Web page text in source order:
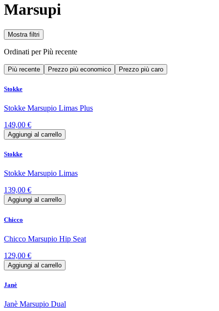
Marsupi
Mostra filtri
Ordinati perPiù recente
Più recente Prezzo più economico Prezzo più caro
Stokke
Stokke Marsupio Limas Plus
149,00 €
Aggiungi al carrello
Stokke
Stokke Marsupio Limas
139,00 €
Aggiungi al carrello
Chicco
Chicco Marsupio Hip Seat
129,00 €
Aggiungi al carrello
Janè
Janè Marsupio Dual